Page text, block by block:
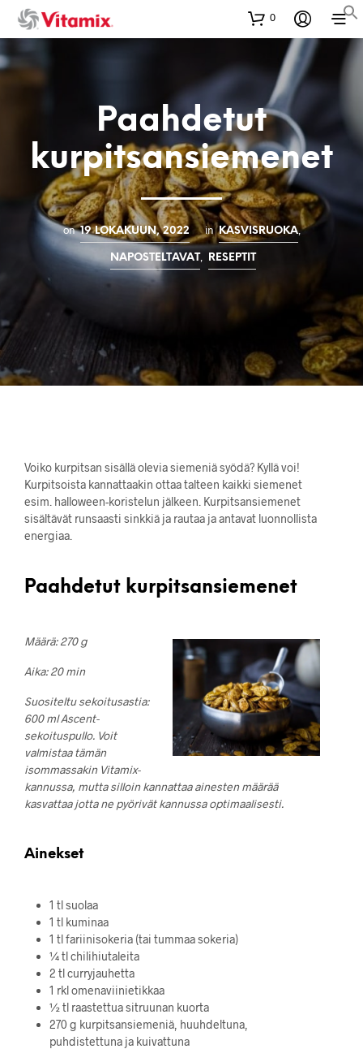
0
Paahdetut
kurpitsansiemenet
on 19 LOKAKUUN, 2022 in KASVISRUOKA,
NAPOSTELTAVAT, RESEPTIT
Voiko kurpitsan sisällä olevia siemeniä syödä? Kyllä voi!
Kurpitsoista kannattaakin ottaa talteen kaikki siemenet
esim. halloween-koristelun jälkeen. Kurpitsansiemenet
sisältävät runsaasti sinkkiä ja rautaa ja antavat luonnollista
energiaa.
Paahdetut kurpitsansiemenet
Määrä: 270 g
Aika: 20 min
Suositeltu sekoitusastia:
600 ml Ascent-
sekoituspullo. Voit
valmistaa tämän
isommassakin Vitamix-
kannussa, mutta silloin kannattaa ainesten määrää
kasvattaa jotta ne pyörivät kannussa optimaalisesti.
Ainekset
1 tl suolaa
1 tl kuminaa
1 tl fariinisokeria (tai tummaa sokeria)
¼ tl ​​chilihiutaleita
2 tl curryjauhetta
1 rkl omenaviinietikkaa
½ tl raastettua sitruunan kuorta
270 g kurpitsansiemeniä, huuhdeltuna,
puhdistettuna ja kuivattuna